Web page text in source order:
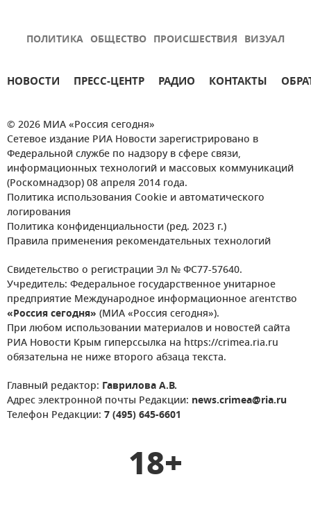
ПОЛИТИКА ОБЩЕСТВО ПРОИСШЕСТВИЯ ВИЗУАЛ
НОВОСТИ ПРЕСС-ЦЕНТР РАДИО КОНТАКТЫ
© 2026 МИА «Россия сегодня»
Сетевое издание РИА Новости зарегистрировано в
Федеральной службе по надзору в сфере связи,
информационных технологий и массовых коммуникаций
(Роскомнадзор) 08 апреля 2014 года.
Политика использования Cookie и автоматического
логирования
Политика конфиденциальности (ред. 2023 г.)
Правила применения рекомендательных технологий
Свидетельство о регистрации Эл № ФС77-57640.
Учредитель: Федеральное государственное унитарное
предприятие Международное информационное агентство
«Россия сегодня» (МИА «Россия сегодня»).
При любом использовании материалов и новостей сайта
РИА Новости Крым гиперссылка на https://crimea.ria.ru
обязательна не ниже второго абзаца текста.
Главный редактор: Гаврилова А.В.
Адрес электронной почты Редакции: news.crimea@ria.ru
Телефон Редакции: 7 (495) 645-6601
18+